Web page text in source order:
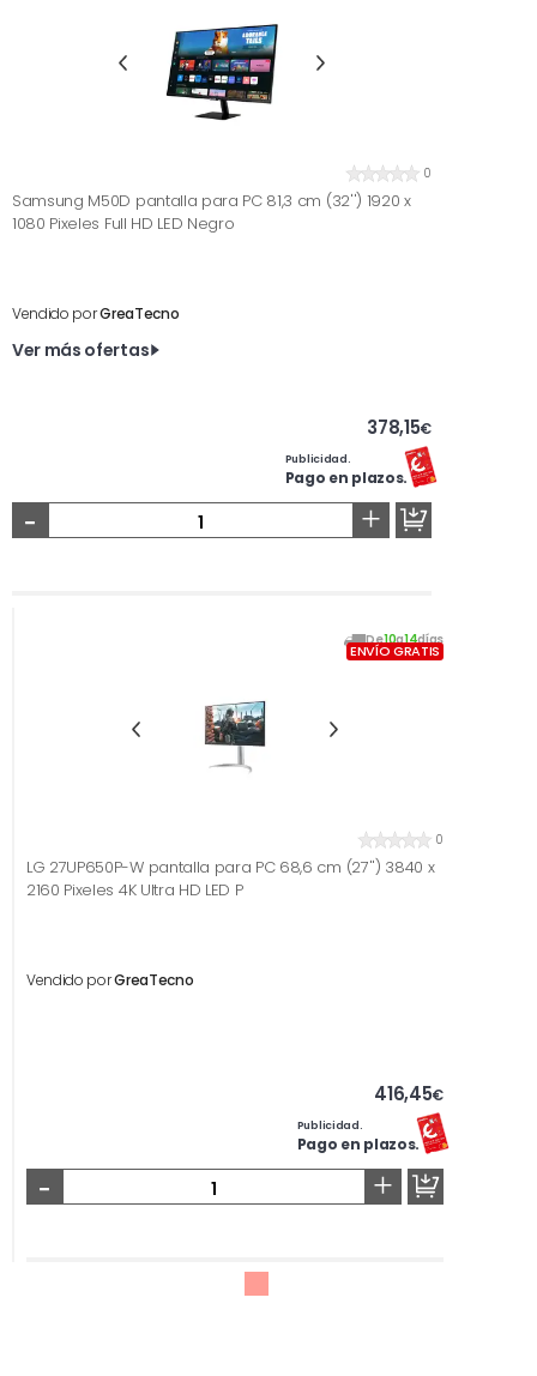
0
Samsung M50D pantalla para PC 81,3 cm (32'') 1920 x
1080 Pixeles Full HD LED Negro
Vendido porGreaTecno
Ver más ofertas
378,15€
Publicidad.
Pago en plazos.
- +
De10a14días
ENVÍO GRATIS
0
LG 27UP650P-W pantalla para PC 68,6 cm (27'') 3840 x
2160 Pixeles 4K Ultra HD LED P
Vendido porGreaTecno
416,45€
Publicidad.
Pago en plazos.
- +